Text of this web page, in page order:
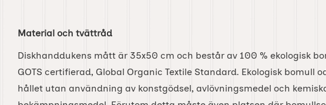
Material och tvättråd
Diskhanddukens mått är 35x50 cm och består av 100 % ekologisk
GOTS certifierad, Global Organic Textile Standard. Ekologisk bomull
hållet utan användning av konstgödsel, avlövningsmedel och